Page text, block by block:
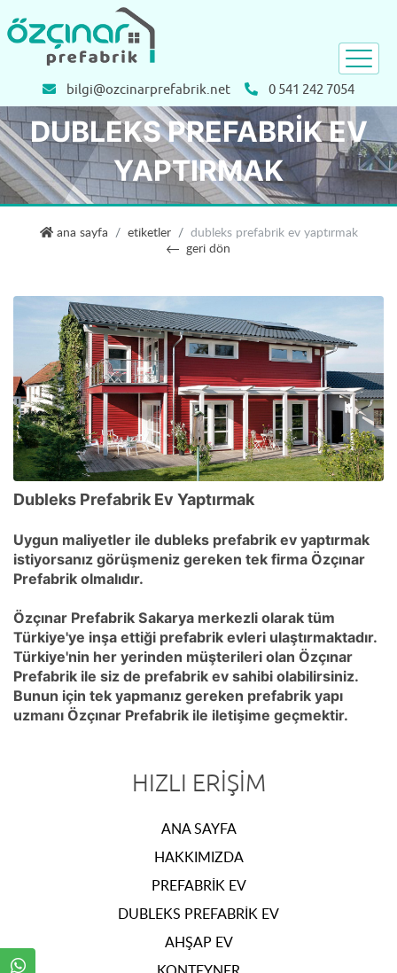
bilgi@ozcinarprefabrik.net 0 541 242 7054
DUBLEKS PREFABRIK EV
YAPTIRMAK
ana sayfaözçınar prefabrik
etiketler
dubleks prefabrik ev yaptırmak
geri dön
HIZLI ERIŞIM
ANA SAYFA
HAKKIMIZDA
PREFABRIK EV
DUBLEKS PREFABRIK EV
AHŞAP EV
Dubleks Prefabrik Ev Yaptırmak
Uygun maliyetler ile dubleks prefabrik ev yaptırmak
istiyorsanız görüşmeniz gereken tek firma Özçınar
Prefabrik olmalıdır.
Özçınar Prefabrik Sakarya merkezli olarak tüm
Türkiye'ye inşa ettiği prefabrik evleri ulaştırmaktadır.
Türkiye'nin her yerinden müşterileri olan Özçınar
Prefabrik ile siz de prefabrik ev sahibi olabilirsiniz.
Bunun için tek yapmanız gereken prefabrik yapı
uzmanı Özçınar Prefabrik ile iletişime geçmektir.